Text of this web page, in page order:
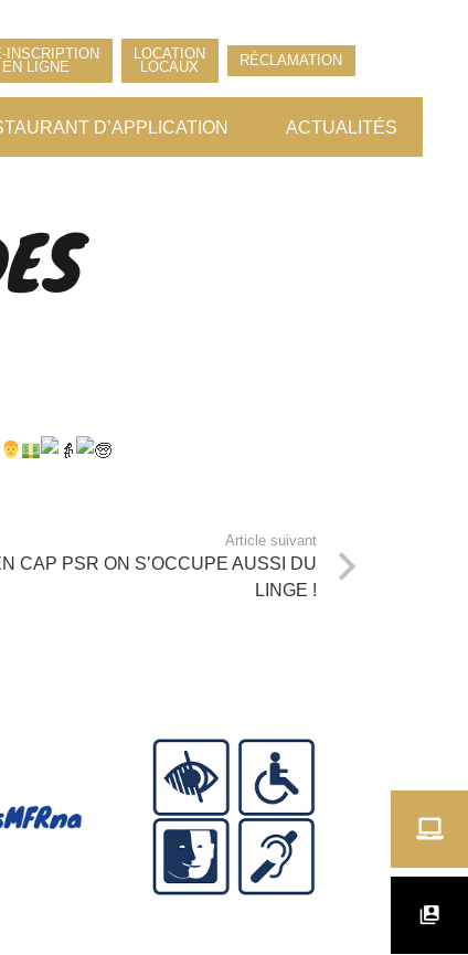
INSCRIPTION
EN LIGNE
LOCATION
LOCAUX
RÉCLAMATION
D’APPLICATION ACTUALITÉS
Article suivant
CAP PSR ON S’OCCUPE AUSSI DU
LINGE !